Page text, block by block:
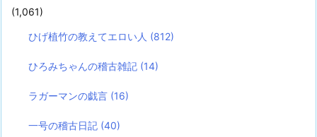
(1,061)
ひげ植竹の教えてエロい人 (812)
ひろみちゃんの稽古雑記 (14)
ラガーマンの戯言 (16)
一号の稽古日記 (40)